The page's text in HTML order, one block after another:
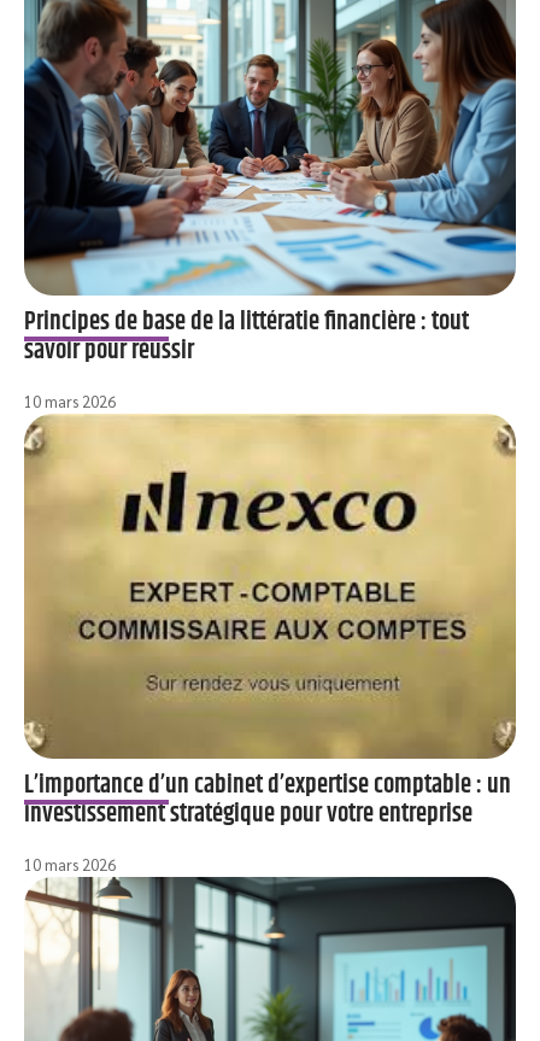
Principes de base de la littératie financière : tout
savoir pour réussir
10 mars 2026
L’importance d’un cabinet d’expertise comptable : un
investissement stratégique pour votre entreprise
10 mars 2026